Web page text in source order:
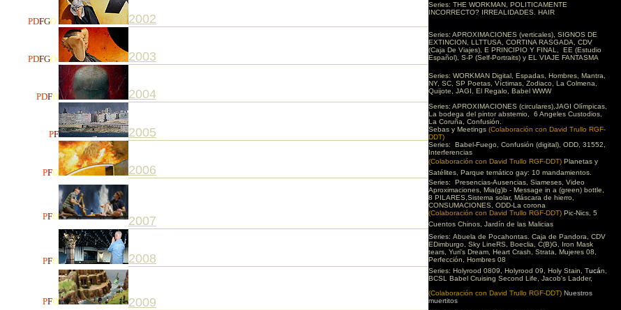
PDFGO 2002
Series: THE WORKMAN, POLITICAMENTE
INCORRECTO? IRREALIDADES. HAIR
PDFGO 2003
Series: APROXIMACIONES (verticales), SIGNOS DE
EXTINCION, LLTTUSA, CORTINA RASGADA, CDV
(Caja De Viajes), E PRINCIPIO Y FINAL, EE (Estudio
Español), S-P (Self-Portraits) y EL VIAJE FANTASMA
PDFO 2004
Series: WORKMAN Digital, Espadas, Hombres, Mantra,
NY, SC, SP Poetas, Víctimas, Zodiaco, La Colmena,
Quijote, JAGI, El Regalo, Babel WWW
PF 2005
Series: APROXIMACIONES (circulares),JAGI Olímpicas,
La bodega del pintor abstemio,
6 Angeles Custodios,
La Coruña, Confusión.
Sebas y Meetings (Colaboración con David Trullo RGF-
DDT)
PFO 2006
Series:
Babel-Fuego, Confusión (digital), ODD, 31552,
Interferencias
(Colaboración con David Trullo RGF-DDT) Planetas y
Satélites, Parque temático gay: 10 mandamientos.
PFO 2007
Series:
Presencias-Ausencias, Siameses, Video
Aproximaciones, Mia(g)b - Message in a (green) bottle,
8 PILARES,Sistema solar, Máscara de hierro,
CONSUMACIONES, ODD-La corona
(Colaboración con David Trullo RGF-DDT) Pic-Nics, 5
Cuentos Chinos, Jardín de las Malicias
PFO 2008
Series: Abuela de Pocahontas. Caja de Pandora, CDV
EDimburgo, Sky LineRS, Boeclia, C(B)G, Iron Mask
tears, Yuri's Dream, Heart Crash, Strata, Mujeres 08,
Perfección, Hombres 08
PFO 2009
Series: Holyrood 0809, Holyrood 09, Holy Stain, Tucán,
BCSL Babel Cruising Second Life, Jacob's Ladder,
(Colaboración con David Trullo RGF-DDT) Nuestros
muertitos